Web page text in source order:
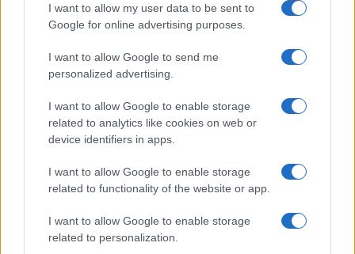
I want to allow my user data to be sent to
Google for online advertising purposes.
I want to allow Google to send me
personalized advertising.
I want to allow Google to enable storage
related to analytics like cookies on web or
device identifiers in apps.
I want to allow Google to enable storage
related to functionality of the website or app.
I want to allow Google to enable storage
related to personalization.
Plan de comidas semanal con recetas rápidas y
económicas
RECETAS